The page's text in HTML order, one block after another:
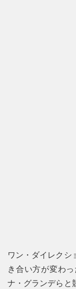
ワン・ダイレクシ
き合い方が変わ
ナ・グランデらと